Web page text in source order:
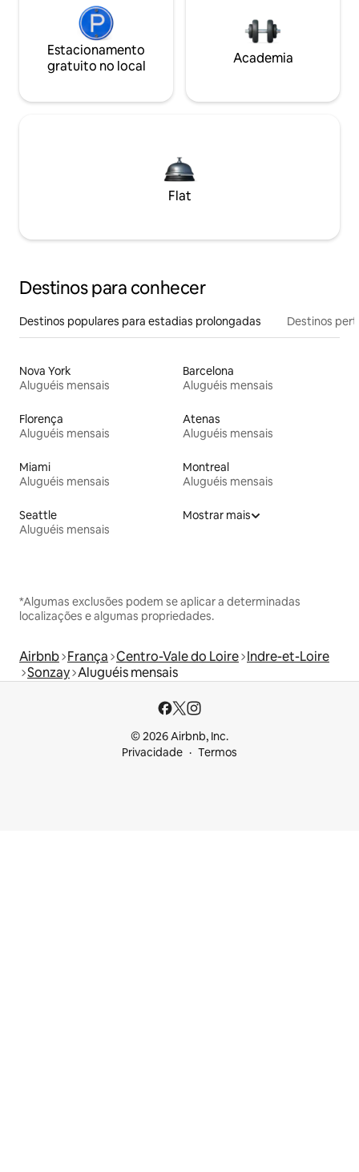
Estacionamento
gratuito no local
Academia
Flat
Destinos para conhecer
Destinos populares para estadias prolongadas Destinos
Nova York
Aluguéis mensais
Barcelona
Aluguéis mensais
Florença
Aluguéis mensais
Atenas
Aluguéis mensais
Miami
Aluguéis mensais
Montreal
Aluguéis mensais
Seattle
Aluguéis mensais
Mostrar mais
*Algumas exclusões podem se aplicar a determinadas
localizações e algumas propriedades.
Airbnb França Centro-Vale do Loire Indre-et-Loire
Sonzay Aluguéis mensais
© 2026 Airbnb, Inc.
Privacidade
Termos